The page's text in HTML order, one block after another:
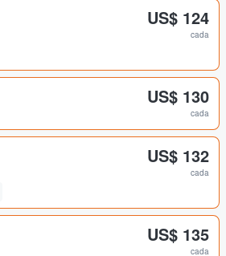
US$ 124
cada
US$ 130
cada
US$ 132
cada
US$ 135
cada